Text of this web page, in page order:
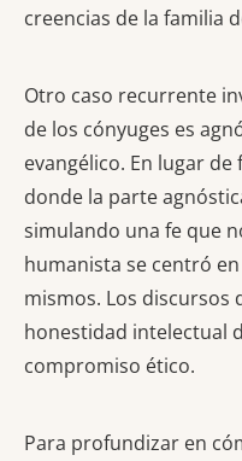
creencias de la familia
Otro caso recurrente
de los cónyuges es
evangélico. En lugar
donde la parte
simulando una fe que
humanista se centró
mismos. Los discursos
honestidad intelectual
compromiso ético.
Para profundizar en